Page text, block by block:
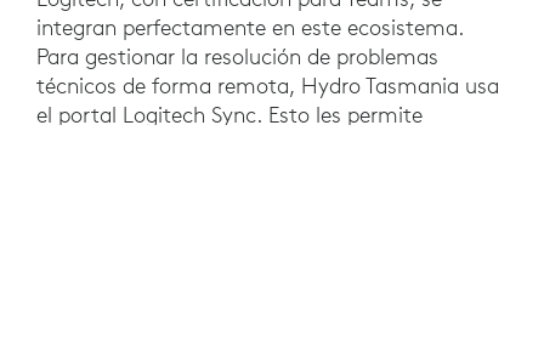
integran perfectamente en este ecosistema.
Para gestionar la resolución de problemas
técnicos de forma remota, Hydro Tasmania usa
el portal Logitech Sync. Esto les permite